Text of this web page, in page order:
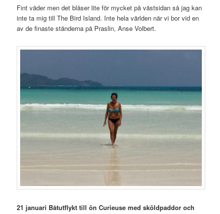
Fint väder men det blåser lite för mycket på västsidan så jag kan
inte ta mig till The Bird Island. Inte hela världen när vi bor vid en
av de finaste ständerna på Praslin, Anse Volbert.
21 januari Båtutflykt till ön Curieuse med sköldpaddor och